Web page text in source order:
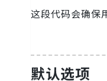
这段代码会确保
默认选项